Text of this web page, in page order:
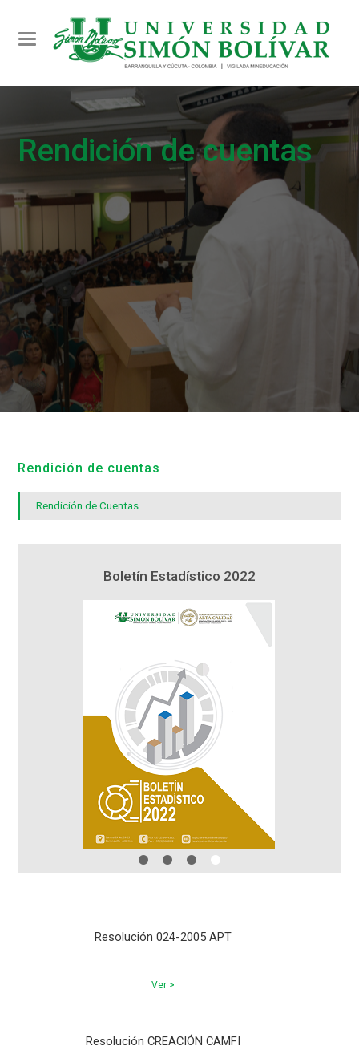
Toggle navigation
Rendición de cuentas
Rendición de cuentas
Rendición de Cuentas
Boletín Estadístico 2022
Resolución 024-2005 APT
Ver >
Resolución CREACIÓN CAMFI